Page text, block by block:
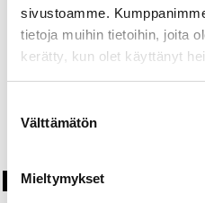
sivustoamme.
tietoja muihin tietoihin, joita
kerätty, kun olet käyttänyt
valinta
Välttämätön
Mieltymykset
Jaakko Toivonen
Lisää lukemista